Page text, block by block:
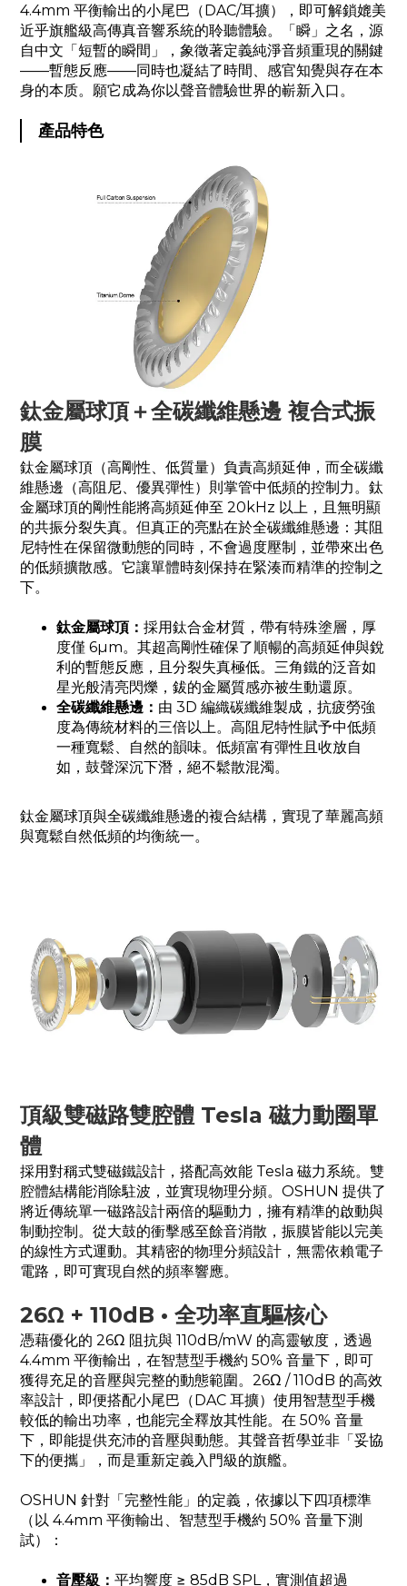
4.4mm 平衡輸出的小尾巴（DAC/耳擴），即可解鎖媲美
近乎旗艦級高傳真音響系統的聆聽體驗。「瞬」之名，源
自中文「短暫的瞬間」，象徵著定義純淨音頻重現的關鍵
——暫態反應——同時也凝結了時間、感官知覺與存在本
身的本质。願它成為你以聲音體驗世界的嶄新入口。
產品特色
鈦金屬球頂＋全碳纖維懸邊 複合式振
膜
鈦金屬球頂（高剛性、低質量）負責高頻延伸，而全碳纖
維懸邊（高阻尼、優異彈性）則掌管中低頻的控制力。鈦
金屬球頂的剛性能將高頻延伸至 20kHz 以上，且無明顯
的共振分裂失真。但真正的亮點在於全碳纖維懸邊：其阻
尼特性在保留微動態的同時，不會過度壓制，並帶來出色
的低頻擴散感。它讓單體時刻保持在緊湊而精準的控制之
下。
鈦金屬球頂： 採用鈦合金材質，帶有特殊塗層，厚
度僅 6µm。其超高剛性確保了順暢的高頻延伸與銳
利的暫態反應，且分裂失真極低。三角鐵的泛音如
星光般清亮閃爍，鈸的金屬質感亦被生動還原。
全碳纖維懸邊： 由 3D 編織碳纖維製成，抗疲勞強
度為傳統材料的三倍以上。高阻尼特性賦予中低頻
一種寬鬆、自然的韻味。低頻富有彈性且收放自
如，鼓聲深沉下潛，絕不鬆散混濁。
鈦金屬球頂與全碳纖維懸邊的複合結構，實現了華麗高頻
與寬鬆自然低頻的均衡統一。
頂級雙磁路雙腔體 Tesla 磁力動圈單
體
採用對稱式雙磁鐵設計，搭配高效能 Tesla 磁力系統。雙
腔體結構能消除駐波，並實現物理分頻。OSHUN 提供了
將近傳統單一磁路設計兩倍的驅動力，擁有精準的啟動與
制動控制。從大鼓的衝擊感至餘音消散，振膜皆能以完美
的線性方式運動。其精密的物理分頻設計，無需依賴電子
電路，即可實現自然的頻率響應。
26Ω + 110dB • 全功率直驅核心
憑藉優化的 26Ω 阻抗與 110dB/mW 的高靈敏度，透過
4.4mm 平衡輸出，在智慧型手機約 50% 音量下，即可
獲得充足的音壓與完整的動態範圍。26Ω / 110dB 的高效
率設計，即便搭配小尾巴（DAC 耳擴）使用智慧型手機
較低的輸出功率，也能完全釋放其性能。在 50% 音量
下，即能提供充沛的音壓與動態。其聲音哲學並非「妥協
下的便攜」，而是重新定義入門級的旗艦。
OSHUN 針對「完整性能」的定義，依據以下四項標準
（以 4.4mm 平衡輸出、智慧型手機約 50% 音量下測
試）：
音壓級： 平均響度 ≥ 85dB SPL，實測值超過